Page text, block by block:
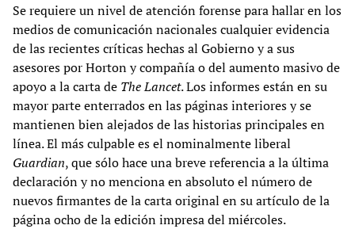
Se requiere un nivel de atención forense para hallar en los
medios de comunicación nacionales cualquier evidencia
de las recientes críticas hechas al Gobierno y a sus
asesores por Horton y compañía o del aumento masivo de
apoyo a la carta de The Lancet. Los informes están en su
mayor parte enterrados en las páginas interiores y se
mantienen bien alejados de las historias principales en
línea. El más culpable es el nominalmente liberal
Guardian, que sólo hace una breve referencia a la última
declaración y no menciona en absoluto el número de
nuevos firmantes de la carta original en su artículo de la
página ocho de la edición impresa del miércoles.